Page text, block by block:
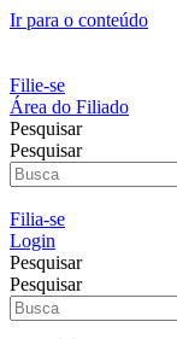
Ir para o conteúdo
Filie-se
Área do Filiado
Pesquisar
Pesquisar
Filia-se
Login
Pesquisar
Pesquisar